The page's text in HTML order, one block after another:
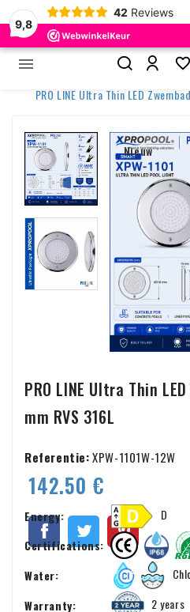
9,8
42 Reviews
 
Home
PRO LINE Ultra Thin LED
Nieuw
PRO LINE Ultra Thin
mm RVS 316L
Referentie:XPW-1101W-12W
142.50 €
Energy:
D
Certifications:
Water:
Warranty:
2 years